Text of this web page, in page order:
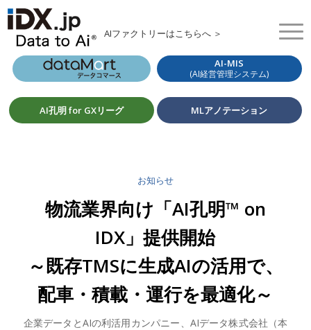
AIファクトリーはこちらへ ＞
AI-MIS
(AI経営管理システム)
AI孔明 for GXリーグ MLアノテーション
お知らせ
物流業界向け「AI孔明™ on
IDX」提供開始
～既存TMSに生成AIの活用で、
配車・積載・運行を最適化～
企業データとAIの利活用カンパニー、AIデータ株式会社（本